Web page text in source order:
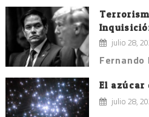
julio 28,
Fernando
El
julio 28,